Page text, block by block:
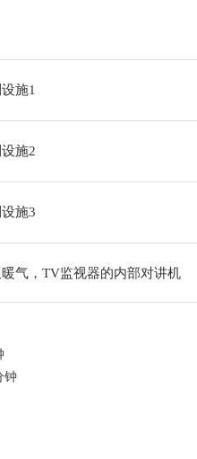
施1
施2
施3
气，TV监视器的内部对讲机
钟